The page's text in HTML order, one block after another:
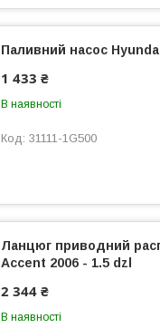
Паливний насос
1 433 ₴
В наявності
31111-1G500
Ланцюг приводний
Accent 2006 - 1.5 dzl
2 344 ₴
В наявності